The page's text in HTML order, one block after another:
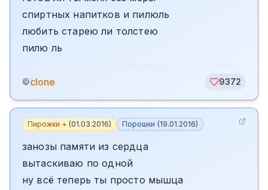
спиртных напитков и пилюль
любить старею ли толстею
пилю ль
©clone 9372
Пирожки + (01.03.2016) Порошки (19.01.2016)
занозы памяти из сердца
вытаскиваю по одной
ну всё теперь ты просто мышца